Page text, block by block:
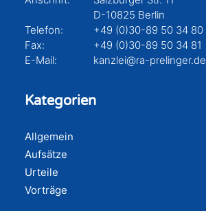
D-10825 Berlin
Telefon:
+49 (0)30-89 50 34 80
Fax:
+49 (0)30-89 50 34 81
E-Mail:
kanzlei@ra-prelinger.de
Kategorien
Allgemein
Aufsätze
Urteile
Vorträge